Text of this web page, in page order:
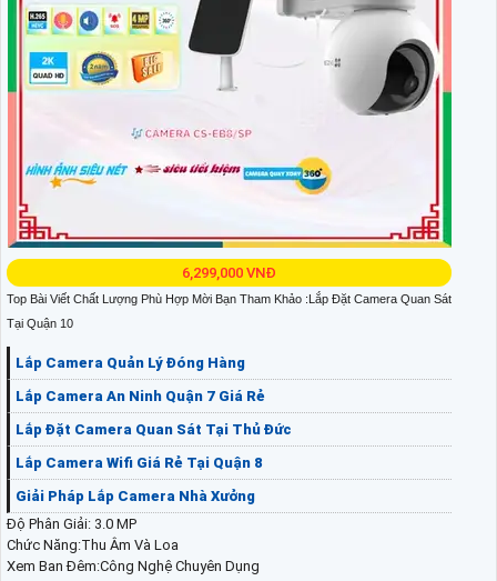
6,299,000 VNĐ
Top Bài Viết Chất Lượng Phù Hợp Mời Bạn Tham Khảo :Lắp Đặt Camera Quan Sát
Tại Quận 10
Lắp Camera Quản Lý Đóng Hàng
Lắp Camera An Ninh Quận 7 Giá Rẻ
Lắp Đặt Camera Quan Sát Tại Thủ Đức
Lắp Camera Wifi Giá Rẻ Tại Quận 8
Giải Pháp Lắp Camera Nhà Xưởng
Độ Phân Giải: 3.0 MP
Chức Năng:Thu Âm Và Loa
Xem Ban Đêm:Công Nghệ Chuyên Dụng